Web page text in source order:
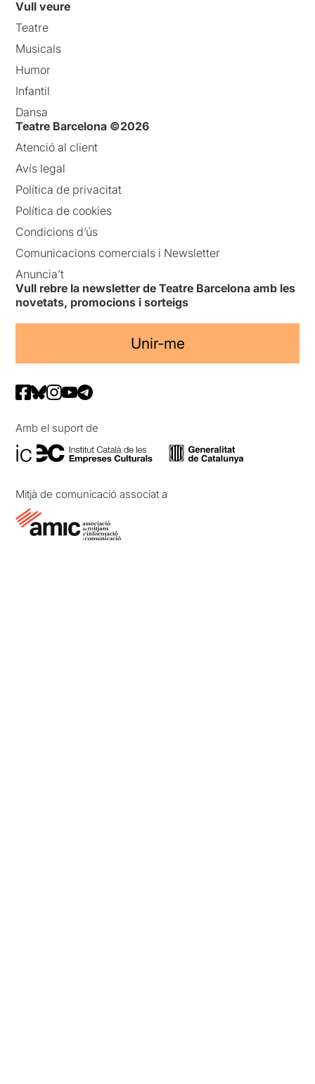
Vull veure
Teatre
Musicals
Humor
Infantil
Dansa
Teatre Barcelona ©2026
Atenció al client
Avís legal
Política de privacitat
Política de cookies
Condicions d’ús
Comunicacions comercials i Newsletter
Anuncia’t
Vull rebre la newsletter de Teatre Barcelona amb les
novetats, promocions i sorteigs
Unir-me
Amb el suport de
Mitjà de comunicació associat a